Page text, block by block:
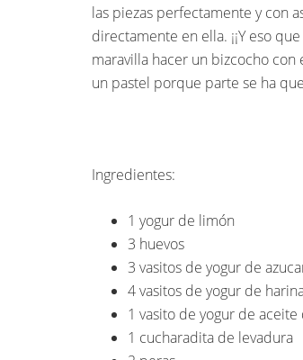
las piezas perfectamente y con
directamente en ella. ¡¡Y eso
maravilla hacer un bizcocho
un pastel porque parte se ha
Ingredientes:
1 yogur de limón
3 huevos
3 vasitos de yogur de
4 vasitos de yogur de
1 vasito de yogur de aceite
1 cucharadita de levadura